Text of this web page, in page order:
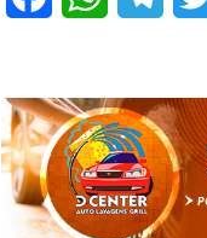
e
b
o
t
s
A
e
g
r